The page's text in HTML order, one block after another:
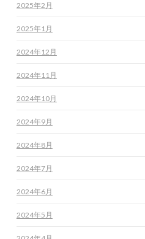
2025年2月
2025年1月
2024年12月
2024年11月
2024年10月
2024年9月
2024年8月
2024年7月
2024年6月
2024年5月